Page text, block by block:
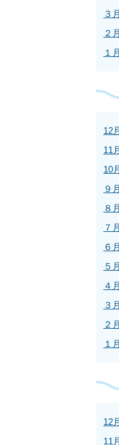
３
２
１
12
11
10
９
８
７
６
５
４
３
２
１
12
11